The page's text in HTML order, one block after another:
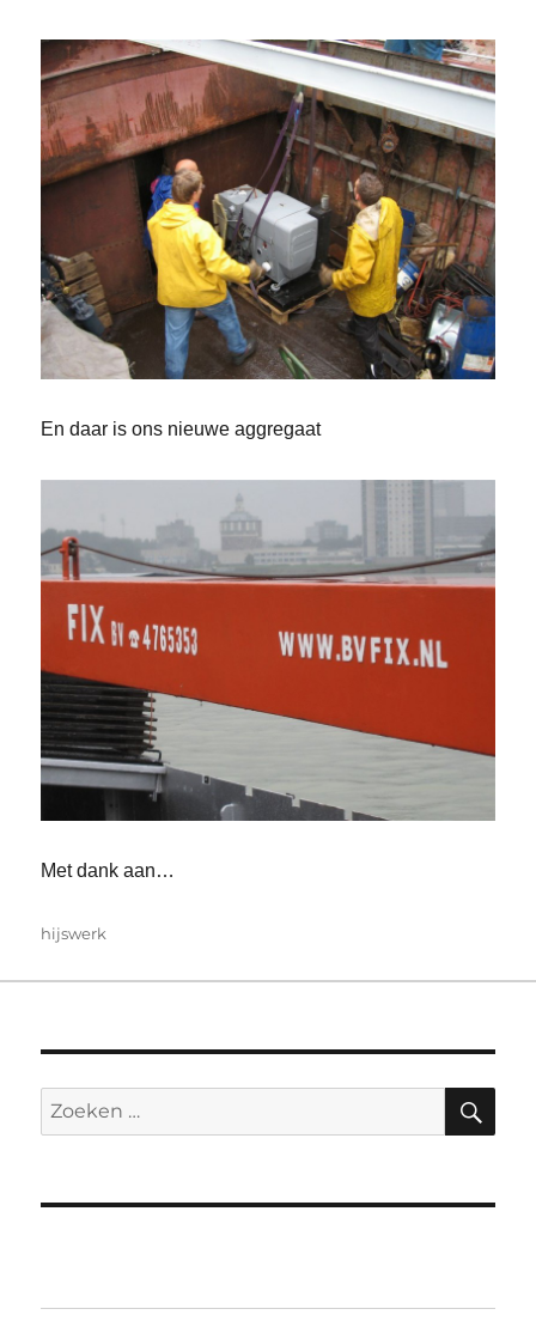
En daar is ons nieuwe aggregaat
Met dank aan…
Tags
hijswerk
Zoeken
naar: